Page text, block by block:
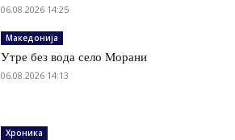
06.08.2026 14:25
Македонија
Утре без вода село Морани
06.08.2026 14:13
Хроника